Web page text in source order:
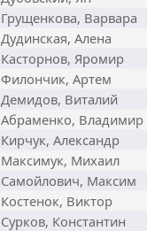
Грущенкова, Варвара
Дудинская, Алена
Касторнов, Яромир
Филончик, Артем
Демидов, Виталий
Абраменко, Владимир
Кирчук, Александр
Максимук, Михаил
Самойлович, Максим
Костенок, Виктор
Сурков, Константин